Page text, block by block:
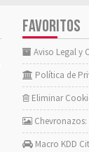
FAVORITOS
Aviso Legal y
Política de
Eliminar
Chevronazos:
Macro KDD